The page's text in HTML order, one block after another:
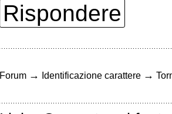
Rispondere
Forum → Identificazione carattere →